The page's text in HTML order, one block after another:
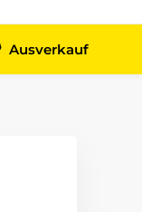
Ausverkauf